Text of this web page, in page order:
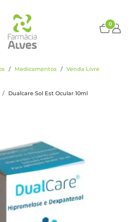
0
Medicamentos Venda Livre
Dualcare Sol Est Ocular 10ml